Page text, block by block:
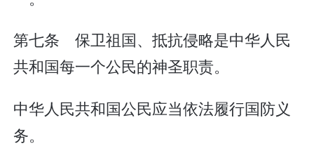
第七条 保卫祖国、抵抗侵略是中华人民
共和国每一个公民的神圣职责。
中华人民共和国公民应当依法履行国防义
务。